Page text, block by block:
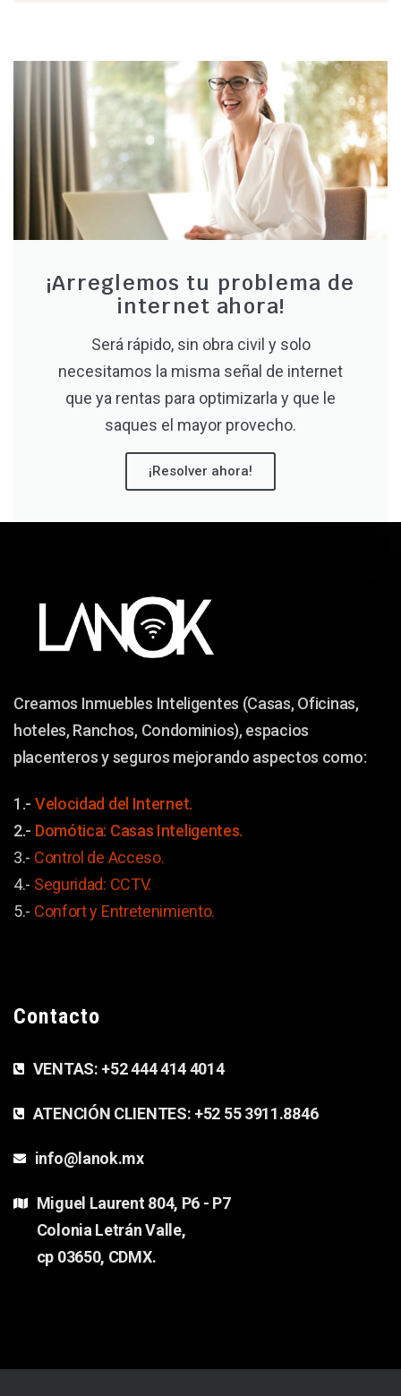
¡Arreglemos tu problema de
internet ahora!
Será rápido, sin obra civil y solo
necesitamos la misma señal de internet
que ya rentas para optimizarla y que le
saques el mayor provecho.
¡Resolver ahora!
Creamos Inmuebles Inteligentes (Casas, Oficinas,
hoteles, Ranchos, Condominios), espacios
placenteros y seguros mejorando aspectos como:
1.- Velocidad del Internet.
2.- Domótica: Casas Inteligentes.
3.- Control de Acceso.
4.- Seguridad: CCTV.
5.- Confort y Entretenimiento.
Contacto
VENTAS: +52 444 414 4014
ATENCIÓN CLIENTES: +52 55 3911.8846
info@lanok.mx
Miguel Laurent 804, P6 - P7
Colonia Letrán Valle,
cp 03650, CDMX.